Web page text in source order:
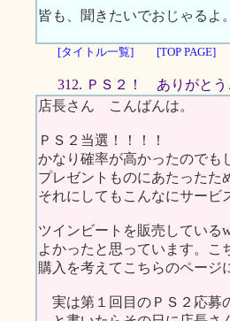
皆も、聞きたいでおじゃるよ
[タイトル一覧] [TOP PAGE]
312. ＰＳ２！ ありがとう
店長さん こんばんは。
ＰＳ２当選！！！！
かなり確率が高かったのでも
プレゼントものにあたったた
それにしてもこんなにサービ
ツインビートを販売している
よかったと思っています。こ
購入を考えてこちらのページ
実は第１回目のＰＳ２応募